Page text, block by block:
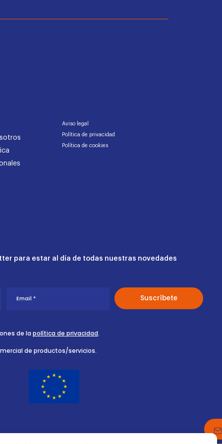
Aviso legal
Política de privacidad
Política de cookies
para estar al día de todas nuestras novedades
de la política de privacidad.
de productos/servicios.